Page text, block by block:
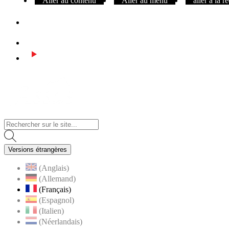
Versions étrangères
(Anglais)
(Allemand)
(Français)
(Espagnol)
(Italien)
(Néerlandais)